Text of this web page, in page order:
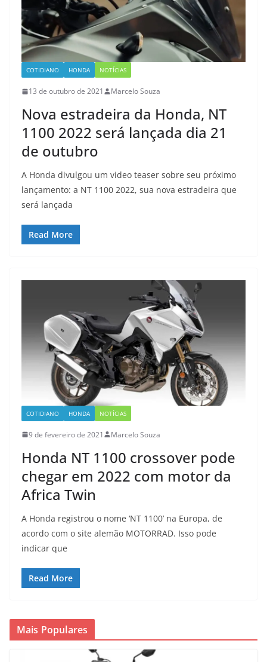
COTIDIANO HONDA NOTÍCIAS
13 de outubro de 2021 Marcelo Souza
Nova estradeira da Honda, NT
1100 2022 será lançada dia 21
de outubro
A Honda divulgou um video teaser sobre seu próximo
lançamento: a NT 1100 2022, sua nova estradeira que
será lançada
Read More
COTIDIANO HONDA NOTÍCIAS
9 de fevereiro de 2021 Marcelo Souza
Honda NT 1100 crossover pode
chegar em 2022 com motor da
Africa Twin
A Honda registrou o nome ‘NT 1100’ na Europa, de
acordo com o site alemão MOTORRAD. Isso pode
indicar que
Read More
Mais Populares